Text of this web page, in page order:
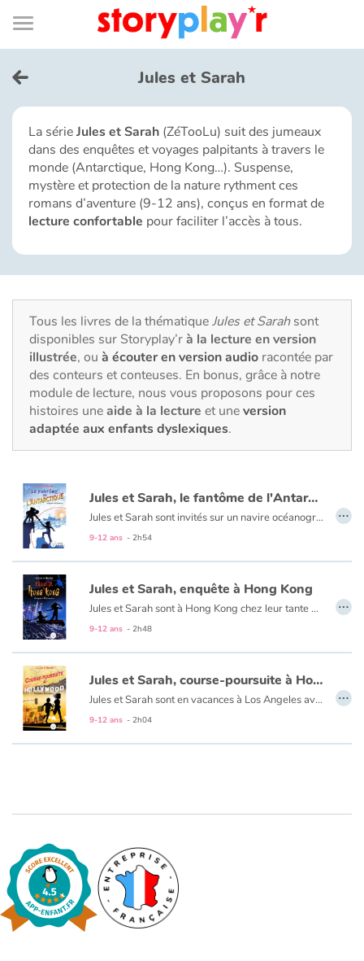
Connexion
Bibliothèque
de
page
Menu
Je me connecte
Tester gratuitement
Bibliothèque
Prix
Contes d'ici et d'ailleurs
Fable, mythe, littérature et poésie
Princesses et princes, rois, reines et dragons
Ogres, monstres et sorcières
Héroïnes et héros
Écologie, nature, saisons
Les animaux
Voyage, épopée, enquête, aventure
Autour du monde
Apprentissage
Art, espace, activité
En famille
Quotidien et loisirs
À l'école
Fêtes et évènements
Jules et Sarah
La sérieJules et Sarah (ZéTooLu) suit des jumeaux
dans des enquêtes et voyages palpitants à travers le
monde (Antarctique, Hong Kong…). Suspense,
mystère et protection de la nature rythment ces
romans d’aventure (9-12 ans), conçus en format de
lecture confortable pour faciliter l’accès à tous.
Tous les livres de la thématiqueJules et Sarahsont
disponibles sur Storyplay’rà la lecture en version
illustrée, ou à écouter en version audio racontée par
des conteurs et conteuses. En bonus, grâce à notre
module de lecture, nous vous proposons pour ces
histoires uneaide à la lecture et uneversion
adaptée aux enfants dyslexiques.
Jules et Sarah, le fantôme de l'Antarctique
Jules et Sarah sont invités sur un navire océanographique pour une mission en Antarctique, lorsque des évènements étranges se
produisent à bord.
Qui peut voler le plus gros diamant du monde sur un bateau isolé sans ne jamais croiser personne ?
9-12 ans - 2h54
…
Jules et Sarah, enquête à Hong Kong
Jules et Sarah sont à Hong Kong chez leur tante Ursula qui mène une lutte acharnée contre le trafic d’animaux sauvage. Un soir, Ursula est enlevée par de mystérieux ravisseurs. Commence alors, pour Jules et Sarah, une course poursuite pleine de dangers. Pourchassés par des gangsters à travers Hong Kong, ils ne sont sûrs que d’une chose : leur vie est menacée !
9-12 ans - 2h48
…
Jules et Sarah, course-poursuite à Hollywood
Jules et Sarah sont en vacances à Los Angeles avec leur cousine Betty. Un séjour moins reposant que prévu : Sarah découvre d’étranges photos dans une sacoche, qu’on lui vole rapidement. Quelle importance ont ces photos ? Quel lien avec la disparition de la star Paméla Johnson ? Une enquête périlleuse, un thriller haletant, plein d’actions... qui nous emmène jusqu'aux studios de Hollywood.
9-12 ans - 2h04
…